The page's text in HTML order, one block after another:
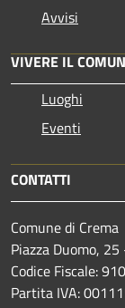
Avvisi
VIVERE IL
Luoghi
Eventi
CONTATTI
Comune di Crema
Piazza Duomo,
Codice Fiscale:
Partita IVA: